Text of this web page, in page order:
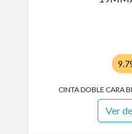
CINTA DOBLE CARA
Ver